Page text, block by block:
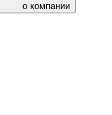
о компании